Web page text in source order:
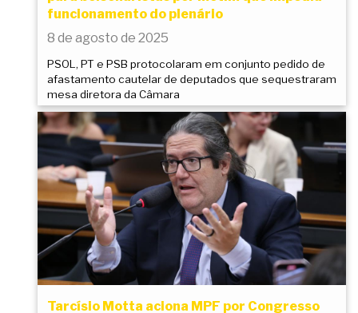
funcionamento do plenário
8 de agosto de 2025
PSOL, PT e PSB protocolaram em conjunto pedido de
afastamento cautelar de deputados que sequestraram
mesa diretora da Câmara
Tarcísio Motta aciona MPF por Congresso